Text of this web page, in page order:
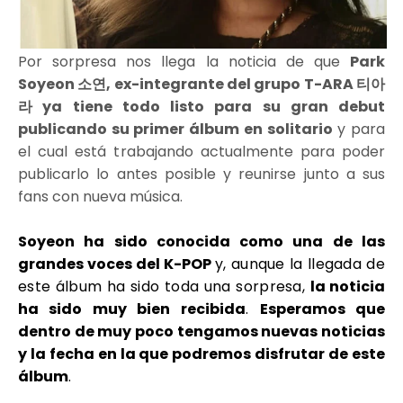
Por sorpresa nos llega la noticia de que Park
Soyeon 소연, ex-integrante del grupo T-ARA 티아
라 ya tiene todo listo para su gran debut
publicando su primer álbum en solitario y para
el cual está trabajando actualmente para poder
publicarlo lo antes posible y reunirse junto a sus
fans con nueva música.
Soyeon ha sido conocida como una de las
grandes voces del K-POPy, aunque la llegada de
este álbum ha sido toda una sorpresa, la noticia
ha sido muy bien recibida. Esperamos que
dentro de muy poco tengamos nuevas noticias
y la fecha en la que podremos disfrutar de este
álbum.